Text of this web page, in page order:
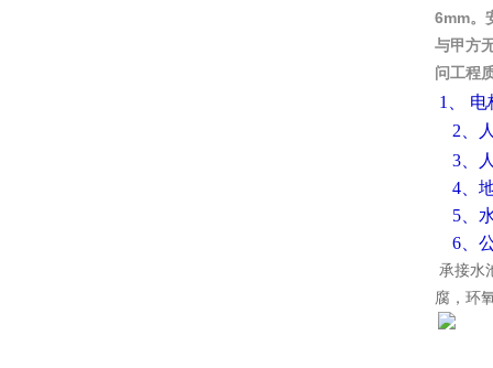
6mm。
与甲方
问工程
1、
2、
3、
4、
5、
6、
承接水
腐，环